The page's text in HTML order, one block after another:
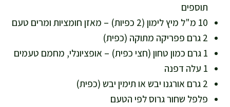
תוספים
10 מ"ל מיץ לימון (2 כפיות) – מאזן חומציות ומרים טעם
2 גרם פפריקה מתוקה (כפית)
1 גרם כמון טחון (חצי כפית) – אופציונלי, מחמם טעמים
1 עלה דפנה
2 גרם אורגנו יבש או תימין יבש (כפית)
פלפל שחור גרוס לפי הטעם